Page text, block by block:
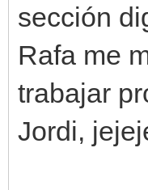
sección
Rafa me
trabajar
Jordi,